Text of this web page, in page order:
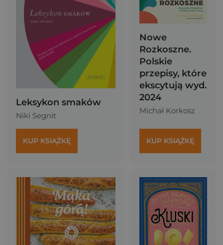
Leksykon smaków
Niki Segnit
KUP KSIĄŻKĘ
Nowe
Rozkoszne.
Polskie
przepisy, które
ekscytują wyd.
2024
Michał Korkosz
KUP KSIĄŻKĘ